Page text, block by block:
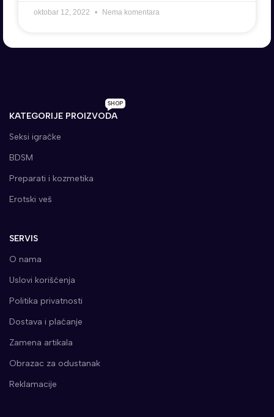
oktobar 12, 2022 Nema komentara
KATEGORIJE PROIZVODA
SHOP
Seksi igračke
BDSM
Preparati i kozmetika
Erotski veš
SERVIS
O nama
Uslovi korišćenja
Politika privatnosti
Dostava i plaćanje
Zamena artikala
Obrazac za odustanak
Reklamacije